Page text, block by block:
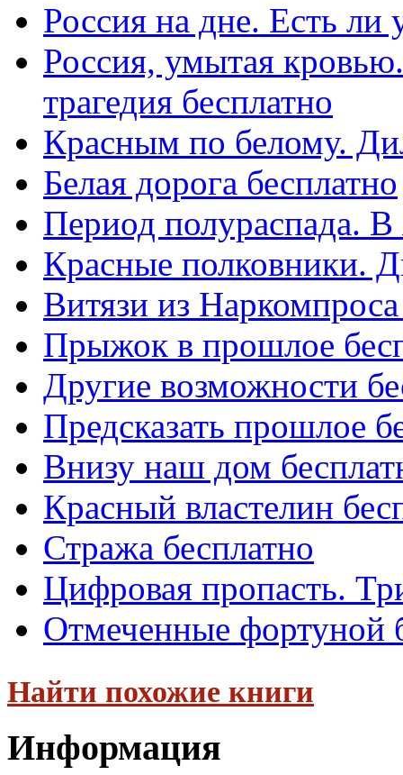
Россия на дне. Есть ли
Россия, умытая
трагедия бесплатно
Красным по белому.
Белая дорога бесплатно
Период полураспада. В
Красные полковники.
Витязи из
Прыжок в прошлое
Другие возможности
Предсказать прошлое
Внизу наш дом
Красный властелин
Стража бесплатно
Цифровая пропасть.
Отмеченные фортуной
Найти похожие книги
Информация